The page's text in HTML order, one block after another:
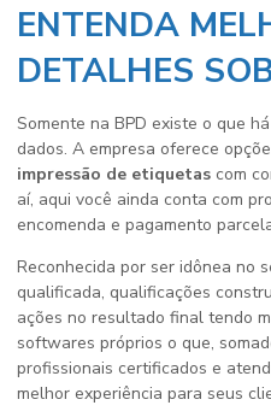
ENTENDA
DETALHES
Somente na BPD existe o que
dados. A empresa oferece
impressão de etiquetas com
aí, aqui você ainda conta com
encomenda e pagamento
Reconhecida por ser idônea no
qualificada, qualificações
ações no resultado final tendo
softwares próprios o que,
profissionais certificados e
melhor experiência para seus